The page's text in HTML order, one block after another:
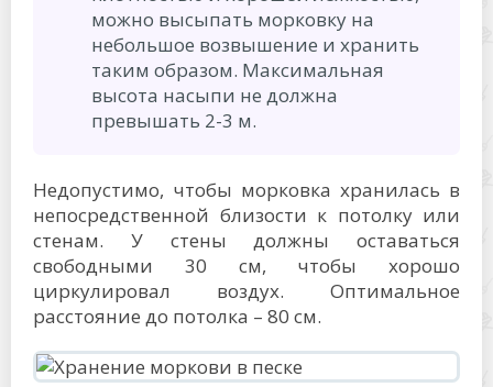
можно высыпать морковку на
небольшое возвышение и хранить
таким образом. Максимальная
высота насыпи не должна
превышать 2-3 м.
Недопустимо, чтобы морковка хранилась в
непосредственной близости к потолку или
стенам. У стены должны оставаться
свободными 30 см, чтобы хорошо
циркулировал воздух. Оптимальное
расстояние до потолка – 80 см.